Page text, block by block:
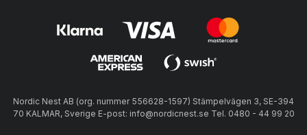
Nordic Nest AB (org. nummer 556628-1597) Stämpelvägen 3, SE-394
70 KALMAR, Sverige E-post: info@nordicnest.se Tel. 0480 - 44 99 20